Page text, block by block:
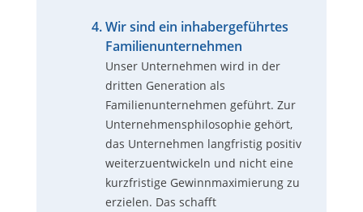
Wir sind ein inhabergeführtes
Familienunternehmen
Unser Unternehmen wird in der
dritten Generation als
Familienunternehmen geführt. Zur
Unternehmensphilosophie gehört,
das Unternehmen langfristig positiv
weiterzuentwickeln und nicht eine
kurzfristige Gewinnmaximierung zu
erzielen. Das schafft